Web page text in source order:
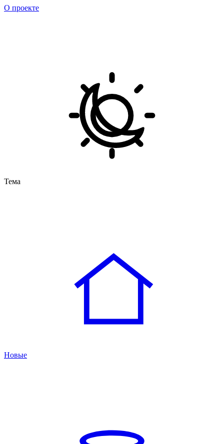
О проекте
Тема
Новые